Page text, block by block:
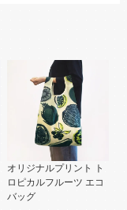
オリジナルプリント ト
ロピカルフルーツ エコ
バッグ